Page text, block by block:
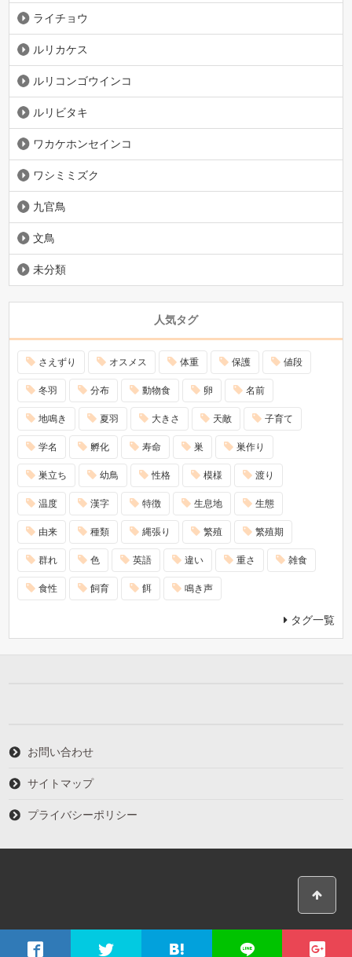
ライチョウ
ルリカケス
ルリコンゴウインコ
ルリビタキ
ワカケホンセインコ
ワシミミズク
九官鳥
文鳥
未分類
人気タグ
さえずり オスメス 体重 保護 値段
冬羽 分布 動物食 卵 名前
地鳴き 夏羽 大きさ 天敵 子育て
学名 孵化 寿命 巣 巣作り
巣立ち 幼鳥 性格 模様 渡り
温度 漢字 特徴 生息地 生態
由来 種類 縄張り 繁殖 繁殖期
群れ 色 英語 違い 重さ 雑食
食性 飼育 餌 鳴き声
タグ一覧
お問い合わせ
サイトマップ
プライバシーポリシー